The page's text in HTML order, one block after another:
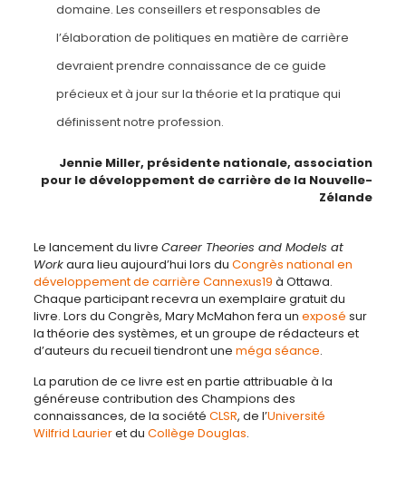
domaine. Les conseillers et responsables de
l’élaboration de politiques en matière de carrière
devraient prendre connaissance de ce guide
précieux et à jour sur la théorie et la pratique qui
définissent notre profession.
Jennie Miller, présidente nationale, association
pour le développement de carrière de la Nouvelle-
Zélande
Le lancement du livre Career Theories and Models at
Workaura lieu aujourd’hui lors du Congrès national en
développement de carrière Cannexus19 à Ottawa.
Chaque participant recevra un exemplaire gratuit du
livre. Lors du Congrès, Mary McMahon fera un exposé sur
la théorie des systèmes, et un groupe de rédacteurs et
d’auteurs du recueil tiendront une méga séance.
La parution de ce livre est en partie attribuable à la
généreuse contribution des Champions des
connaissances, de la société CLSR, de l’Université
Wilfrid Laurieret du Collège Douglas.